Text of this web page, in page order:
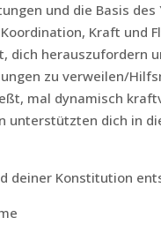
und die Basis
Kraft und
dich herauszufordern
zu verweilen/
mal dynamisch
unterstützten dich in
deiner Konstitution